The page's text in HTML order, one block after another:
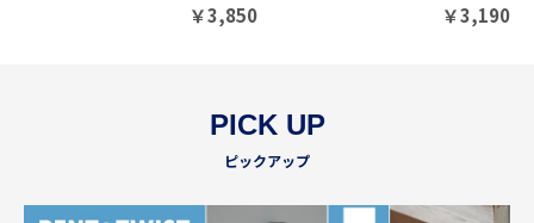
￥3,850 ￥3,190
PICK UP
ピックアップ